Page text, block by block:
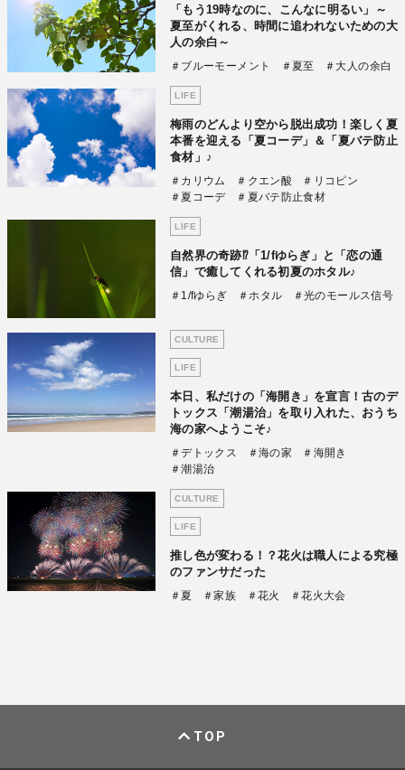
「もう19時なのに、こんなに明るい」～
夏至がくれる、時間に追われないための大
人の余白～
＃ブルーモーメント ＃夏至 ＃大人の余白
LIFE
梅雨のどんより空から脱出成功！楽しく夏
本番を迎える「夏コーデ」＆「夏バテ防止
食材」♪
＃カリウム ＃クエン酸
＃リコピン
＃夏コーデ
＃夏バテ防止食材
LIFE
自然界の奇跡⁉「1/fゆらぎ」と「恋の通
信」で癒してくれる初夏のホタル♪
＃1/fゆらぎ ＃ホタル ＃光のモールス信号
CULTURE
LIFE
本日、私だけの「海開き」を宣言！古のデ
トックス「潮湯治」を取り入れた、おうち
海の家へようこそ♪
＃デトックス ＃海の家
＃海開き
＃潮湯治
CULTURE
LIFE
推し色が変わる！？花火は職人による究極
のファンサだった
＃夏 ＃家族 ＃花火 ＃花火大会
TOP